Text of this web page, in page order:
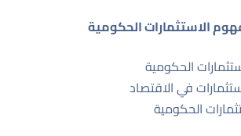
الاستثمارات الحكومية
الحكومية
في الاقتصاد
الحكومية